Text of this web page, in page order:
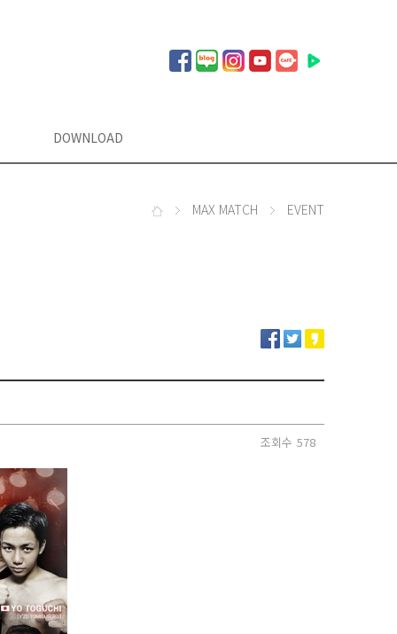
DOWNLOAD
MAX MATCH EVENT
조회수 578